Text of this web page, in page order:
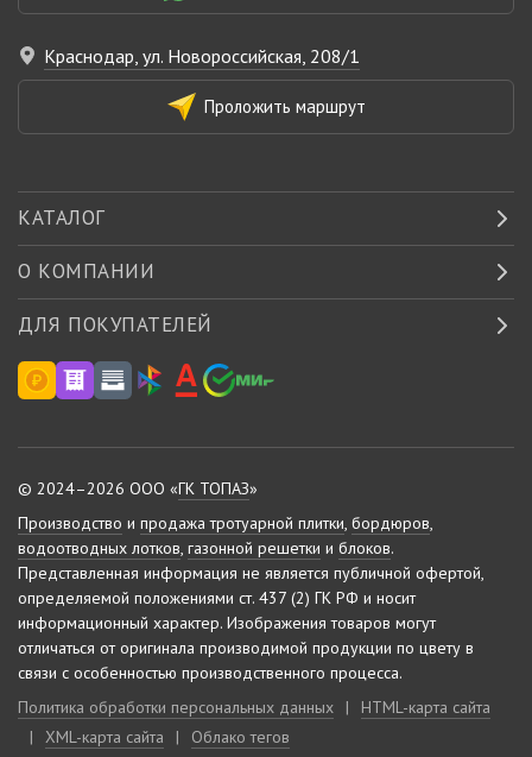
Краснодар, ул. Новороссийская, 208/1
Проложить маршрут
КАТАЛОГ
О КОМПАНИИ
ДЛЯ ПОКУПАТЕЛЕЙ
© 2024–2026 ООО «ГК ТОПАЗ»
Производство и продажа тротуарной плитки, бордюров,
водоотводных лотков, газонной решетки и блоков.
Представленная информация не является публичной офертой,
определяемой положениями ст. 437 (2) ГК РФ и носит
информационный характер. Изображения товаров могут
отличаться от оригинала производимой продукции по цвету в
связи с особенностью производственного процесса.
Политика обработки персональных данных
|
HTML-карта сайта
|
XML-карта сайта | Облако тегов